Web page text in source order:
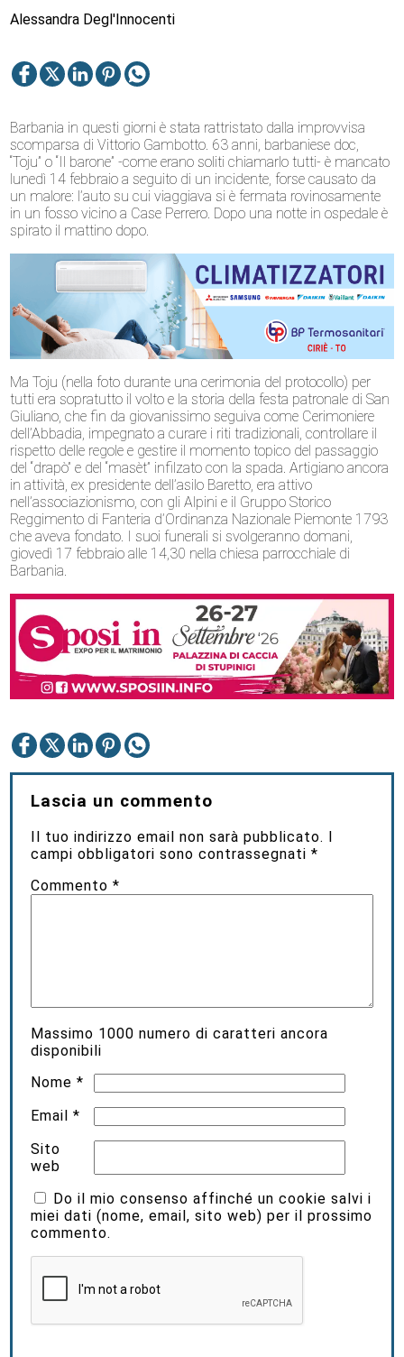
Alessandra Degl'Innocenti
Barbania in questi giorni è stata rattristato dalla improvvisa
scomparsa di Vittorio Gambotto. 63 anni, barbaniese doc,
“Toju” o “Il barone” -come erano soliti chiamarlo tutti- è mancato
lunedì 14 febbraio a seguito di un incidente, forse causato da
un malore: l’auto su cui viaggiava si è fermata rovinosamente
in un fosso vicino a Case Perrero. Dopo una notte in ospedale è
spirato il mattino dopo.
Ma Toju (nella foto durante una cerimonia del protocollo) per
tutti era sopratutto il volto e la storia della festa patronale di San
Giuliano, che fin da giovanissimo seguiva come Cerimoniere
dell’Abbadia, impegnato a curare i riti tradizionali, controllare il
rispetto delle regole e gestire il momento topico del passaggio
del “drapò” e del “masèt” infilzato con la spada. Artigiano ancora
in attività, ex presidente dell’asilo Baretto, era attivo
nell’associazionismo, con gli Alpini e il Gruppo Storico
Reggimento di Fanteria d’Ordinanza Nazionale Piemonte 1793
che aveva fondato. I suoi funerali si svolgeranno domani,
giovedì 17 febbraio alle 14,30 nella chiesa parrocchiale di
Barbania.
Lascia un commento
Il tuo indirizzo email non sarà pubblicato. I
campi obbligatori sono contrassegnati*
Commento*
Massimo 1000 numero di caratteri ancora
disponibili
Nome*
Email*
Sito
web
Do il mio consenso affinché un cookie salvi i
miei dati (nome, email, sito web) per il prossimo
commento.